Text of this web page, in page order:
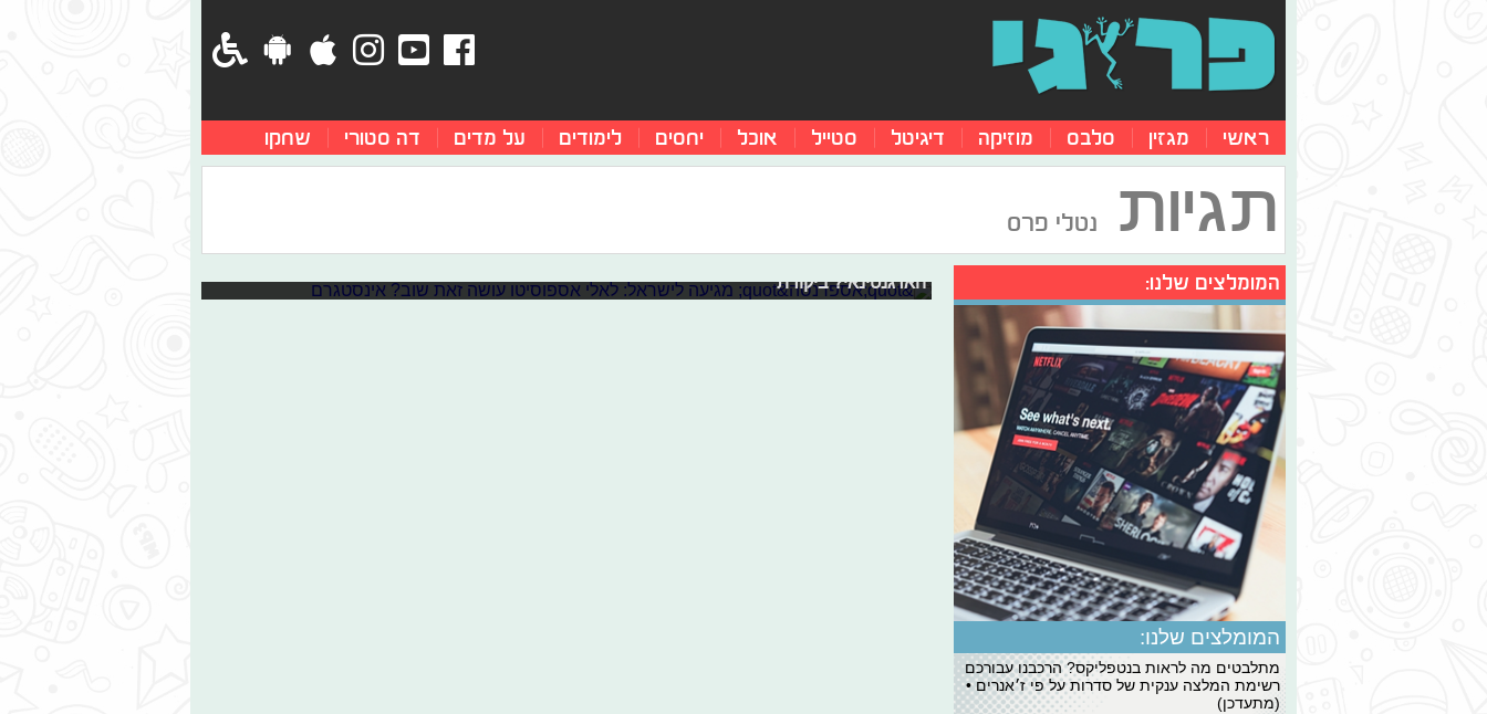
ראשי מגזין סלבס מוזיקה דיגיטל סטייל אוכל יחסים לימודים על מדים דה סטורי שחקו
תגיות נטלי פרס
הארגנטינאי? ביקורת
המומלצים שלנו:
המומלצים שלנו:
מתלבטים מה לראות בנטפליקס? הרכבנו עבורכם
רשימת המלצה ענקית של סדרות על פי ז׳אנרים •
(מתעדכן)